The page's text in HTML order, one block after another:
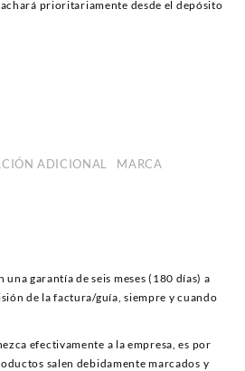
prioritariamente desde el depósito
ADICIONAL MARCA
garantía de seis meses (180 días) a
de la factura/guía, siempre y cuando
efectivamente a la empresa, es por
salen debidamente marcados y